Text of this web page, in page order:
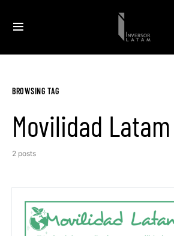
BROWSING TAG
Movilidad Latam
2 posts